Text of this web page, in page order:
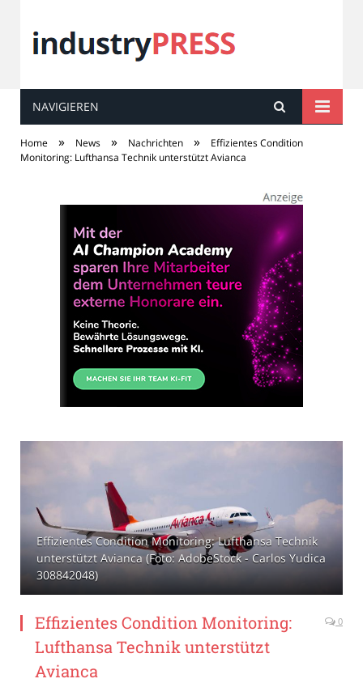
industryPRESS
NAVIGIEREN
Home » News » Nachrichten »
Effizientes Condition
Monitoring: Lufthansa Technik unterstützt Avianca
Effizientes Condition Monitoring: Lufthansa Technik
unterstützt Avianca (Foto: AdobeStock - Carlos Yudica
308842048)
Effizientes Condition Monitoring:
Lufthansa Technik unterstützt
Avianca
0